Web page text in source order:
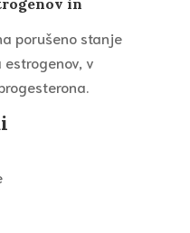
in
porušeno stanje
v